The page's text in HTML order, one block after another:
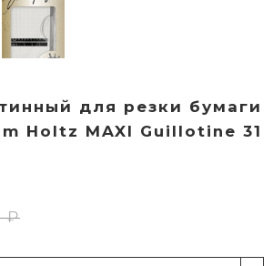
для резки бумаги
Holtz MAXI Guillotine 31
₽